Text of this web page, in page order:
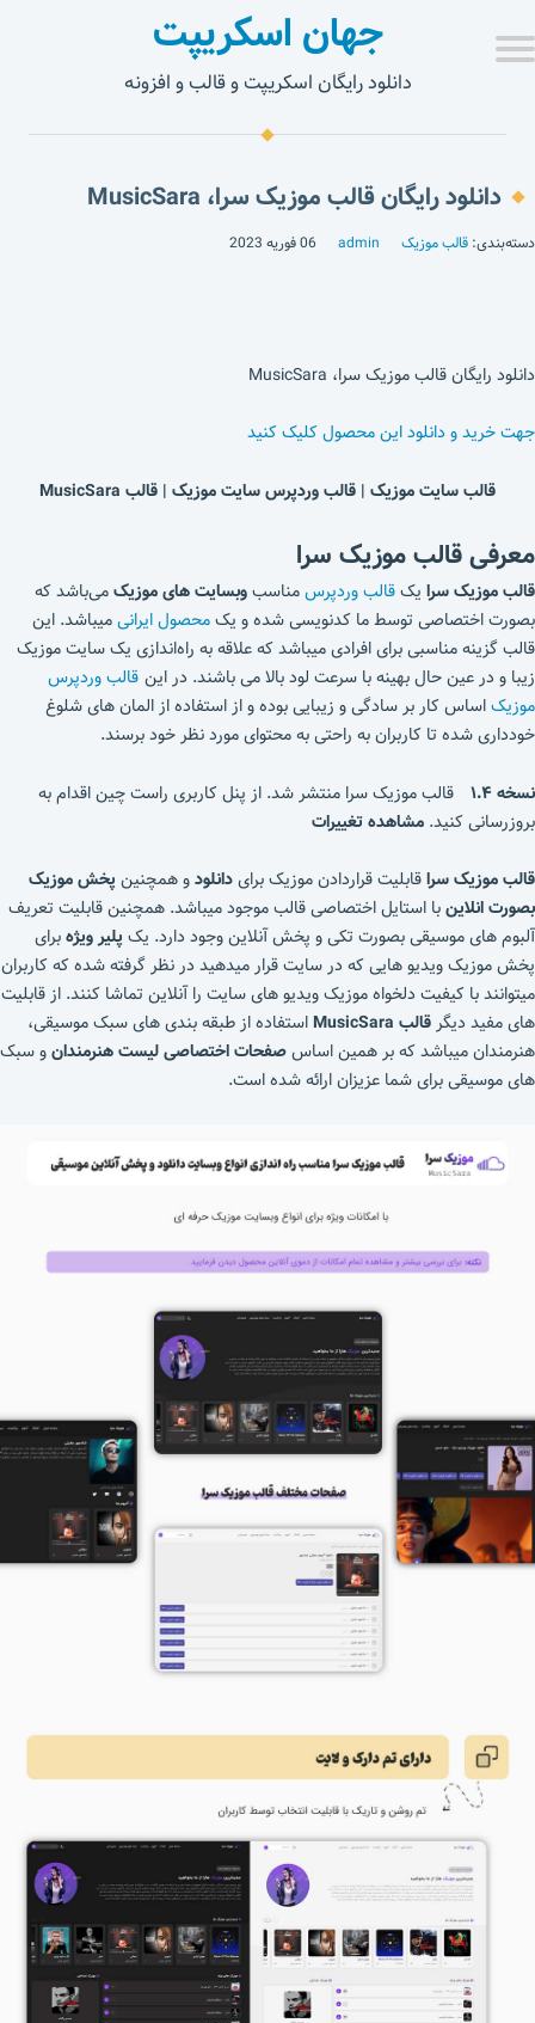
جهان اسکریپت
دانلود رایگان اسکریپت و قالب و افزونه
دانلود رایگان قالب موزیک سرا، MusicSara
دسته‌بندی: قالب موزیک admin 06 فوریه 2023
دانلود رایگان قالب موزیک سرا، MusicSara
جهت خرید و دانلود این محصول کلیک کنید
قالب سایت موزیک | قالب وردپرس سایت موزیک | قالب MusicSara
معرفی قالب موزیک سرا
قالب موزیک سرا یکقالب وردپرسمناسبوبسایت های موزیکمی‌باشد که
بصورت اختصاصی توسط ما کدنویسی شده و یکمحصول ایرانیمیباشد. این
قالب گزینه مناسبی برای افرادی میباشد که علاقه به راه‌اندازی یک سایت موزیک
زیبا و در عین حال بهینه با سرعت لود بالا می باشند. در این قالب وردپرس
موزیکاساس کار بر سادگی و زیبایی بوده و از استفاده از المان های شلوغ
خودداری شده تا کاربران به راحتی به محتوای مورد نظر خود برسند.
نسخه ۱.۴
قالب موزیک سرا منتشر شد. از پنل کاربری راست چین اقدام به
بروزرسانی کنید. مشاهده تغییرات
قالب موزیک سراقابلیت قراردادن موزیک برایدانلودو همچنین پخش موزیک
بصورت انلاینبا استایل اختصاصی قالب موجود میباشد. همچنین قابلیت تعریف
آلبوم های موسیقی بصورت تکی و پخش آنلاین وجود دارد. یک پلیر ویژهبرای
پخش موزیک ویدیو هایی که در سایت قرار میدهید در نظر گرفته شده که کاربران
میتوانند با کیفیت دلخواه موزیک ویدیو های سایت را آنلاین تماشا کنند. از قابلیت
های مفید دیگرقالب MusicSara
استفاده از طبقه بندی های سبک موسیقی،
هنرمندان میباشد که بر همین اساسصفحات اختصاصی لیست هنرمندانو سبک
های موسیقی برای شما عزیزان ارائه شده است.